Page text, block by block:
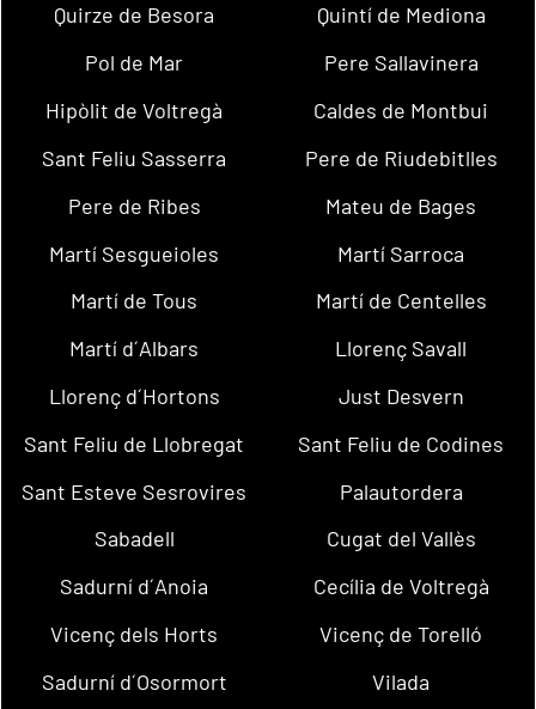
Quirze de Besora
Quintí de Mediona
Pol de Mar
Pere Sallavinera
Hipòlit de Voltregà
Caldes de Montbui
Sant Feliu Sasserra
Pere de Riudebitlles
Pere de Ribes
Mateu de Bages
Martí Sesgueioles
Martí Sarroca
Martí de Tous
Martí de Centelles
Martí d´Albars
Llorenç Savall
Llorenç d´Hortons
Just Desvern
Sant Feliu de Llobregat
Sant Feliu de Codines
Sant Esteve Sesrovires
Palautordera
Sabadell
Cugat del Vallès
Sadurní d´Anoia
Cecília de Voltregà
Vicenç dels Horts
Vicenç de Torelló
Sadurní d´Osormort
Vilada